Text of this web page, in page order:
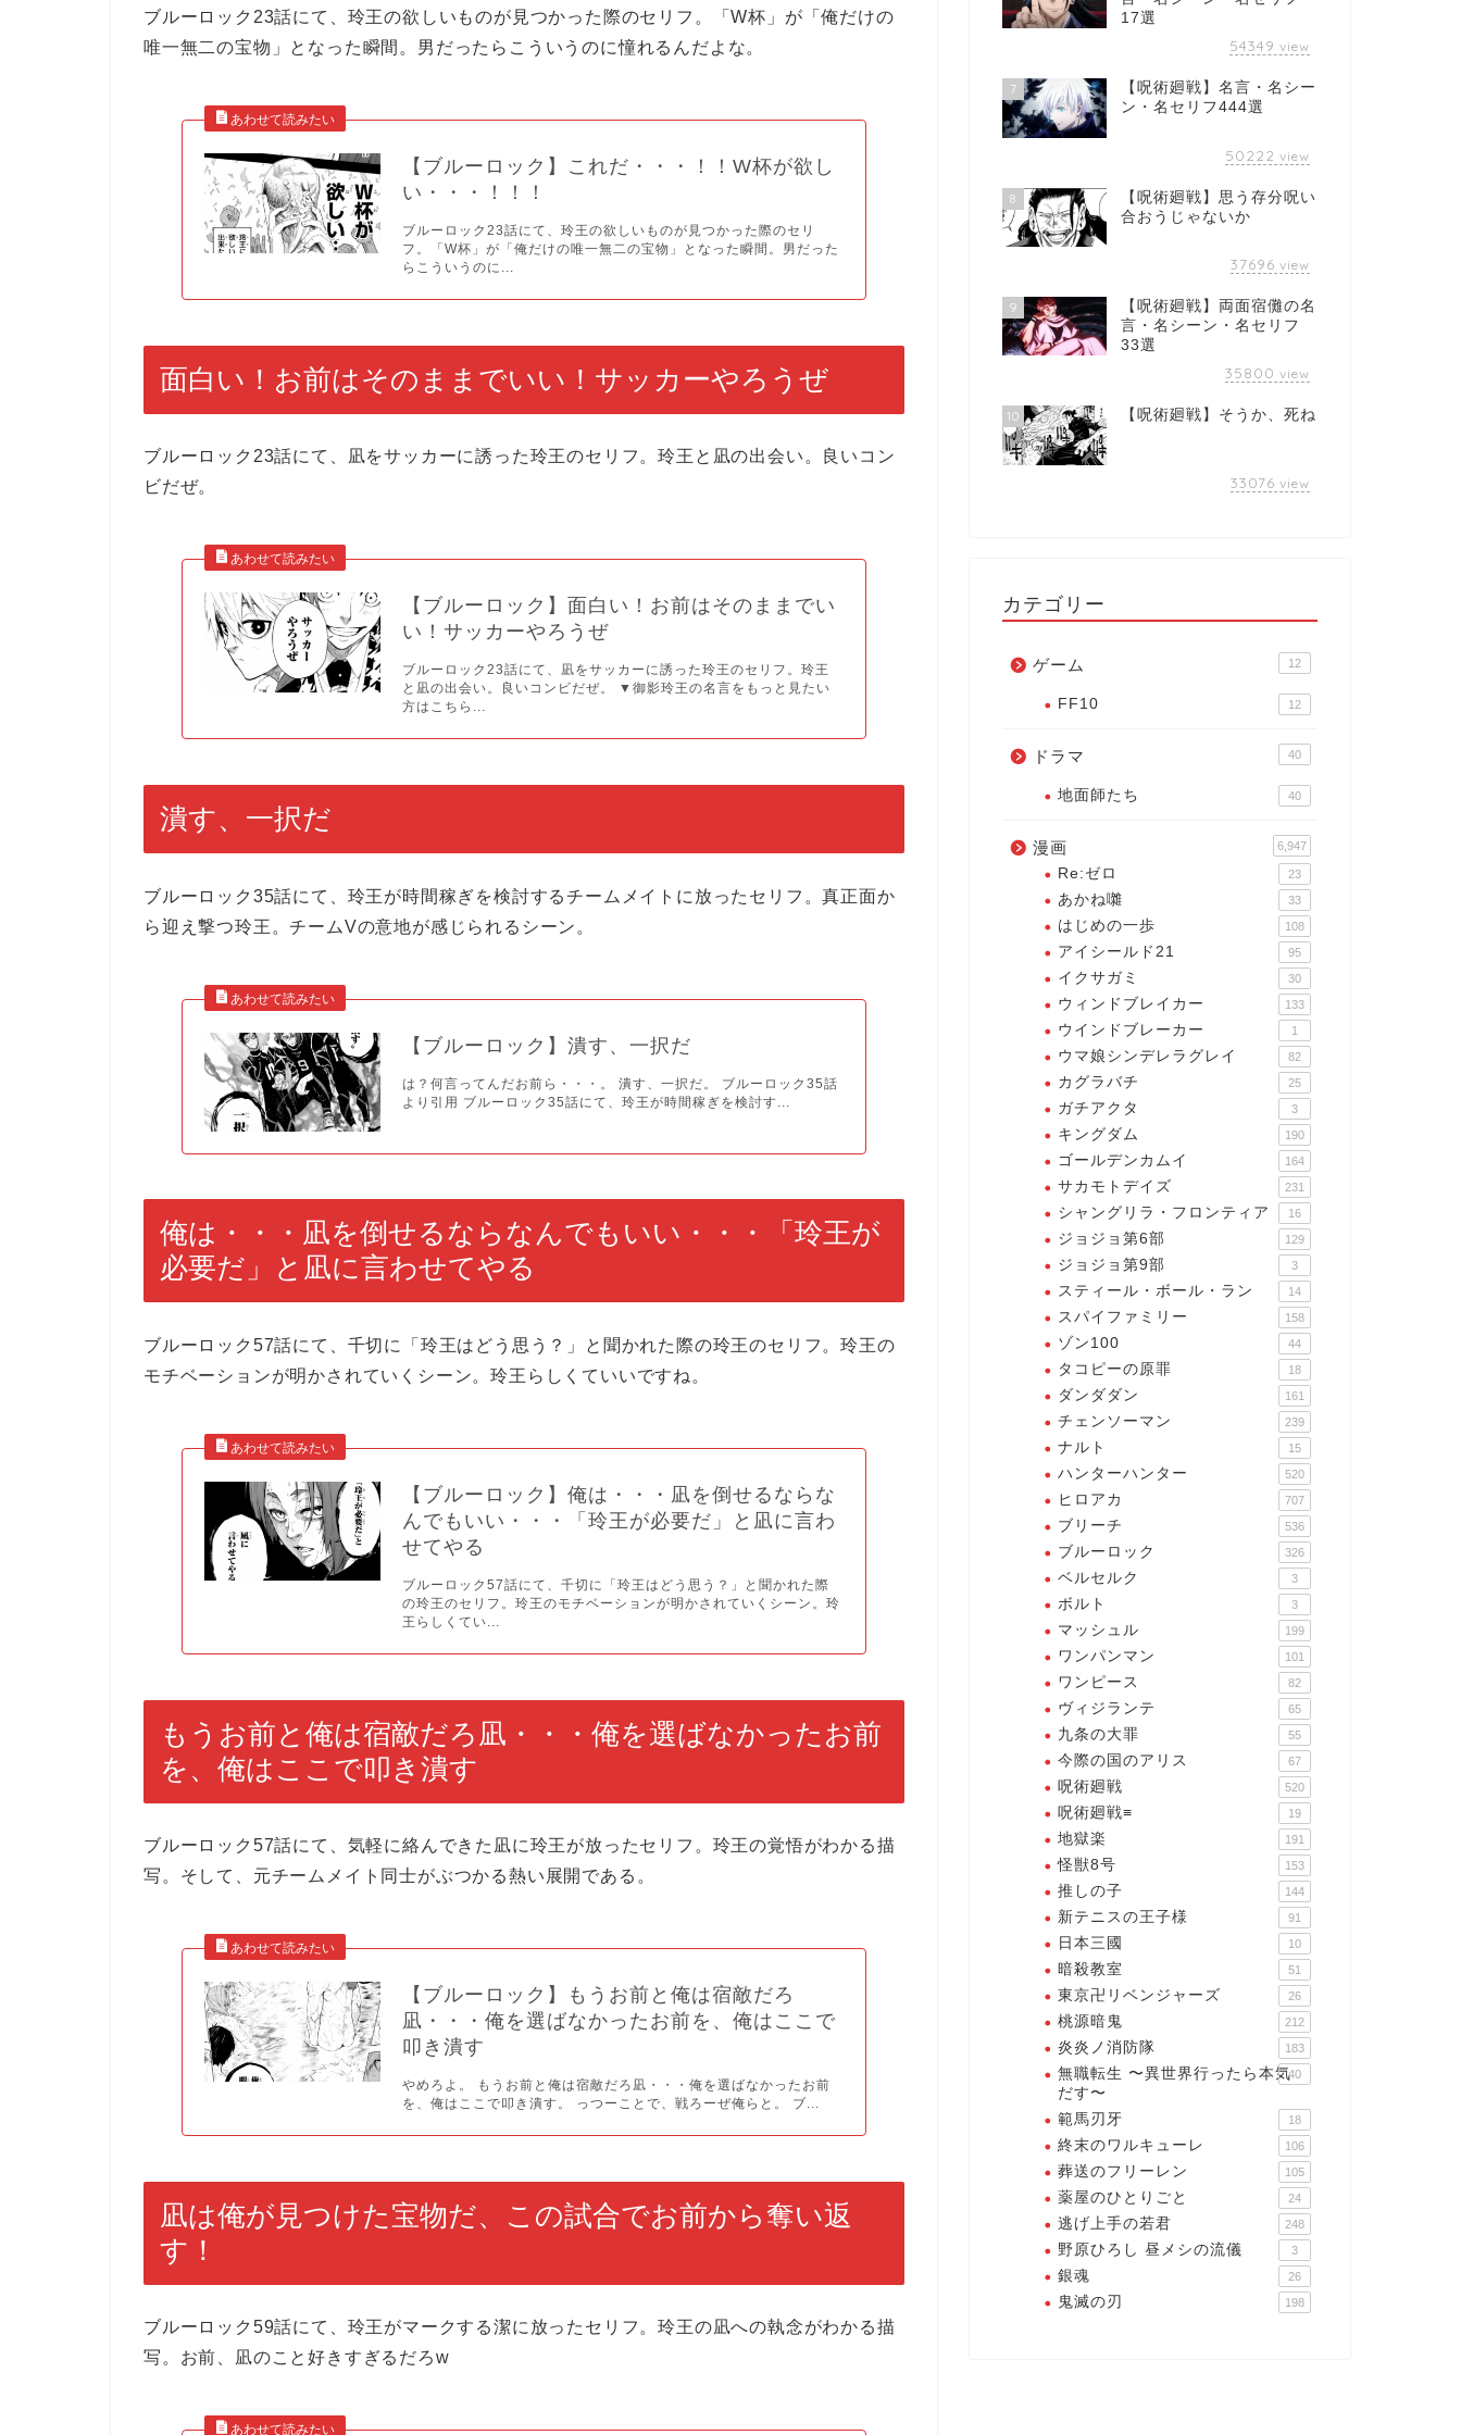
ブルーロック23話にて、玲王の欲しいものが見つかった際のセリフ。「W杯」が「俺だけの
唯一無二の宝物」となった瞬間。男だったらこういうのに憧れるんだよな。
【ブルーロック】これだ・・・！！W杯が欲し
い・・・！！！
ブルーロック23話にて、玲王の欲しいものが見つかった際のセリ
フ。「W杯」が「俺だけの唯一無二の宝物」となった瞬間。男だった
らこういうのに...
面白い！お前はそのままでいい！サッカーやろうぜ
ブルーロック23話にて、凪をサッカーに誘った玲王のセリフ。玲王と凪の出会い。良いコン
ビだぜ。
【ブルーロック】面白い！お前はそのままでい
い！サッカーやろうぜ
ブルーロック23話にて、凪をサッカーに誘った玲王のセリフ。玲王
と凪の出会い。良いコンビだぜ。 ▼御影玲王の名言をもっと見たい
方はこちら...
潰す、一択だ
ブルーロック35話にて、玲王が時間稼ぎを検討するチームメイトに放ったセリフ。真正面か
ら迎え撃つ玲王。チームVの意地が感じられるシーン。
【ブルーロック】潰す、一択だ
は？何言ってんだお前ら・・・。 潰す、一択だ。 ブルーロック35話
より引用 ブルーロック35話にて、玲王が時間稼ぎを検討す...
俺は・・・凪を倒せるならなんでもいい・・・「玲王が
必要だ」と凪に言わせてやる
ブルーロック57話にて、千切に「玲王はどう思う？」と聞かれた際の玲王のセリフ。玲王の
モチベーションが明かされていくシーン。玲王らしくていいですね。
【ブルーロック】俺は・・・凪を倒せるならな
んでもいい・・・「玲王が必要だ」と凪に言わ
せてやる
ブルーロック57話にて、千切に「玲王はどう思う？」と聞かれた際
の玲王のセリフ。玲王のモチベーションが明かされていくシーン。玲
王らしくてい...
もうお前と俺は宿敵だろ凪・・・俺を選ばなかったお前
を、俺はここで叩き潰す
ブルーロック57話にて、気軽に絡んできた凪に玲王が放ったセリフ。玲王の覚悟がわかる描
写。そして、元チームメイト同士がぶつかる熱い展開である。
【ブルーロック】もうお前と俺は宿敵だろ
凪・・・俺を選ばなかったお前を、俺はここで
叩き潰す
やめろよ。 もうお前と俺は宿敵だろ凪・・・俺を選ばなかったお前
を、俺はここで叩き潰す。 っつーことで、戦ろーぜ俺らと。 ブ...
凪は俺が見つけた宝物だ、この試合でお前から奪い返
す！
ブルーロック59話にて、玲王がマークする潔に放ったセリフ。玲王の凪への執念がわかる描
写。お前、凪のこと好きすぎるだろw
17選
54349 view
7
【呪術廻戦】名言・名シー
ン・名セリフ444選
50222 view
8
【呪術廻戦】思う存分呪い
合おうじゃないか
37696 view
9
【呪術廻戦】両面宿儺の名
言・名シーン・名セリフ
33選
35800 view
10 【呪術廻戦】そうか、死ね
33076 view
カテゴリー
ゲーム 12
FF10 12
ドラマ 40
地面師たち 40
漫画 6,947
Re:ゼロ 23
あかね囃 33
はじめの一歩 108
アイシールド21 95
イクサガミ 30
ウィンドブレイカー 133
ウインドブレーカー 1
ウマ娘シンデレラグレイ 82
カグラバチ 25
ガチアクタ 3
キングダム 190
ゴールデンカムイ 164
サカモトデイズ 231
シャングリラ・フロンティア 16
ジョジョ第6部 129
ジョジョ第9部 3
スティール・ボール・ラン 14
スパイファミリー 158
ゾン100 44
タコピーの原罪 18
ダンダダン 161
チェンソーマン 239
ナルト 15
ハンターハンター 520
ヒロアカ 707
ブリーチ 536
ブルーロック 326
ベルセルク 3
ボルト 3
マッシュル 199
ワンパンマン 101
ワンピース 82
ヴィジランテ 65
九条の大罪 55
今際の国のアリス 67
呪術廻戦 520
呪術廻戦≡ 19
地獄楽 191
怪獣8号 153
推しの子 144
新テニスの王子様 91
日本三國 10
暗殺教室 51
東京卍リベンジャーズ 26
桃源暗鬼 212
炎炎ノ消防隊 183
無職転生 〜異世界行ったら本気
だす〜
40
範馬刃牙 18
終末のワルキューレ 106
葬送のフリーレン 105
薬屋のひとりごと 24
逃げ上手の若君 248
野原ひろし 昼メシの流儀 3
銀魂 26
鬼滅の刃 198